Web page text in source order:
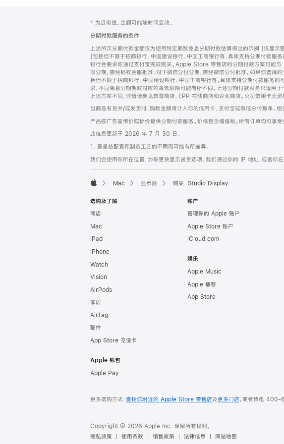
页
脚
注
‡ 为近似值。金额可能随时间变动。
分期付款服务的条件
上述所示分期付款金额仅为使用特定期数免息分期付款估算得出的示例 (仅显示
(包括但不限于招商银行、中国建设银行、中国工商银行等，具体支持分期付款
银行会要求你通过支付宝完成购买。Apple Store 零售店的分期付款方案可能
呗分期，需经蚂蚁金服批准；对于微信分付分期，需经微信分付批准。如果你选
括但不限于招商银行、中国建设银行、中国工商银行等，具体支持分期付款服务
求，不同免息分期期数对应的最低限额可能有所不同。上述分期付款服务只适
上述方案不同，详情请参见教育商店、EPP 在线商店和企业商店。公司信用卡
当商品有货并/或发货时，购物金额将计入你的信用卡、支付宝或微信分付账单。
产品按广告宣传价或标价提供分期付款服务。价格包含增值税。所有订单均可享受
此信息更新于 2026 年 7 月 30 日。
1. 重量依配置和制造工艺的不同而可能有所差异。
我们会使用你所在位置，为你更快显示送货选项。我们通过你的 IP 地址，或者你
Mac 显示器 购买 Studio Display
选购及了解
商店
Mac
iPad
iPhone
Watch
Vision
AirPods
家居
AirTag
配件
App Store 充值卡
Apple 钱包
Apple Pay
账户
管理你的 Apple 账户
Apple Store 账户
iCloud.com
娱乐
Apple Music
Apple 播客
App Store
更多选购方式：查找你附近的 Apple Store 零售店及更多门店，或者致电 400-
Copyright © 2026 Apple Inc. 保留所有权利。
隐私政策
使用条款 销售政策 法律信息 网站地图